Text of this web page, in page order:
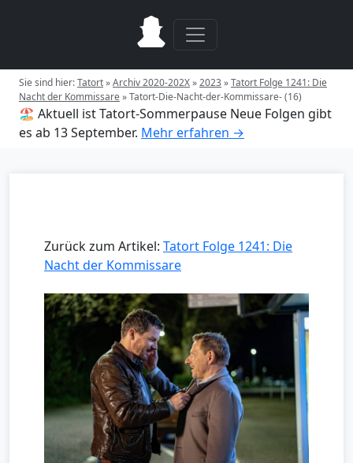
Sie sind hier:Tatort»Archiv 2020-202X»2023»Tatort Folge 1241: Die
Nacht der Kommissare»Tatort-Die-Nacht-der-Kommissare- (16)
🏖️ Aktuell ist Tatort-Sommerpause Neue Folgen gibt
es ab 13 September. Mehr erfahren →
Zurück zum Artikel: Tatort Folge 1241: Die
Nacht der Kommissare